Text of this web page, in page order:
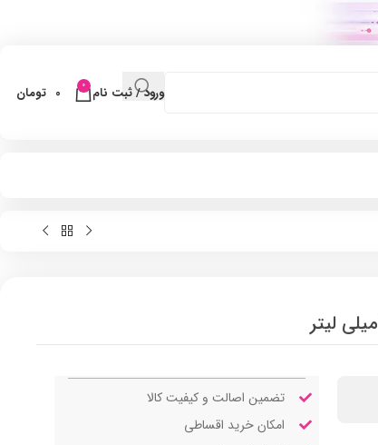
ورود / ثبت نام 0
0 تومان
تضمین اصالت و کیفیت کالا
امکان خرید اقساطی